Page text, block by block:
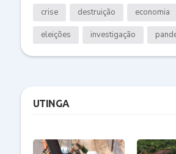
crise destruição economia
eleições investigação
UTINGA